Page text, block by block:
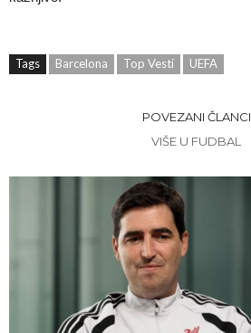
Tags Barcelona Top Vesti UEFA
POVEZANI ČLANCI
VIŠE U FUDBAL